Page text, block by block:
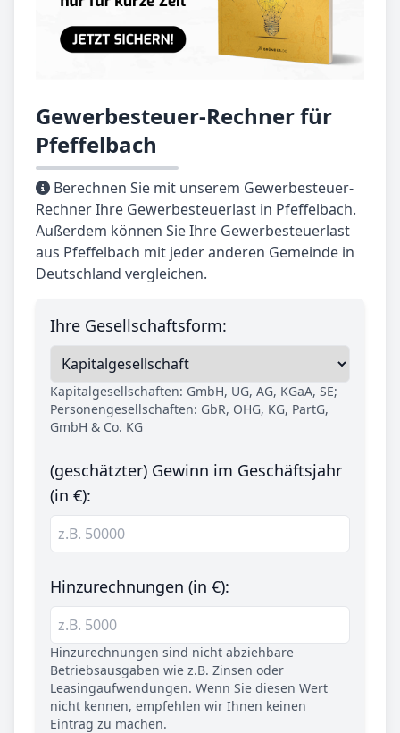
Gewerbesteuer-Rechner für
Pfeffelbach
Berechnen Sie mit unserem Gewerbesteuer-
Rechner Ihre Gewerbesteuerlast in Pfeffelbach.
Außerdem können Sie Ihre Gewerbesteuerlast
aus Pfeffelbach mit jeder anderen Gemeinde in
Deutschland vergleichen.
Ihre Gesellschaftsform:
Kapitalgesellschaften: GmbH, UG, AG, KGaA, SE;
Personengesellschaften: GbR, OHG, KG, PartG,
GmbH & Co. KG
(geschätzter) Gewinn im Geschäftsjahr
(in €):
Hinzurechnungen (in €):
Hinzurechnungen sind nicht abziehbare
Betriebsausgaben wie z.B. Zinsen oder
Leasingaufwendungen. Wenn Sie diesen Wert
nicht kennen, empfehlen wir Ihnen keinen
Eintrag zu machen.